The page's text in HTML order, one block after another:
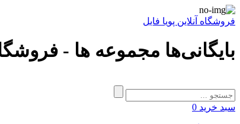
فروشگاه آنلاین پویا فایل
بایگانی‌ها مجموعه ها -
سبد خرید 0